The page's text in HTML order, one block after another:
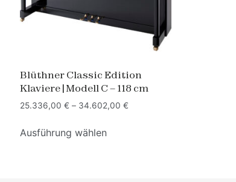
Blüthner Classic Edition
Klaviere | Modell C – 118 cm
25.336,00€ – 34.602,00€
Ausführung wählen